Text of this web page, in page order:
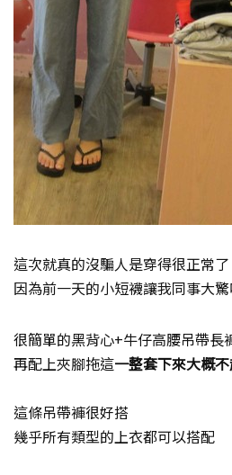
這次就真的沒騙人是穿得很正常了
因為前一天的小短襪讓我同事大
很簡單的黑背心+牛仔高腰吊帶長
再配上夾腳拖這一整套下來大概
這條吊帶褲很好搭
幾乎所有類型的上衣都可以搭配